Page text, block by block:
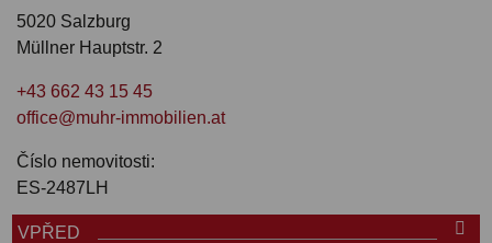
5020 Salzburg
Müllner Hauptstr. 2
+43 662 43 15 45
office@muhr-immobilien.at
Číslo nemovitosti:
ES-2487LH
VPŘED